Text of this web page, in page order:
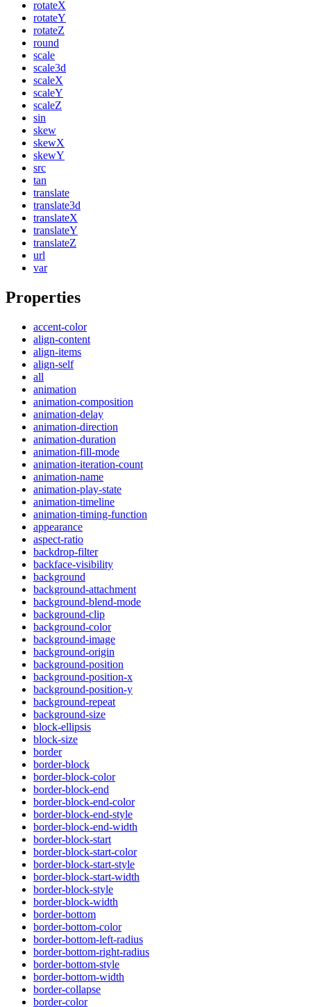
rotateX
rotateY
rotateZ
round
scale
scale3d
scaleX
scaleY
scaleZ
sin
skew
skewX
skewY
src
tan
translate
translate3d
translateX
translateY
translateZ
url
var
Properties
accent-color
align-content
align-items
align-self
all
animation
animation-composition
animation-delay
animation-direction
animation-duration
animation-fill-mode
animation-iteration-count
animation-name
animation-play-state
animation-timeline
animation-timing-function
appearance
aspect-ratio
backdrop-filter
backface-visibility
background
background-attachment
background-blend-mode
background-clip
background-color
background-image
background-origin
background-position
background-position-x
background-position-y
background-repeat
background-size
block-ellipsis
block-size
border
border-block
border-block-color
border-block-end
border-block-end-color
border-block-end-style
border-block-end-width
border-block-start
border-block-start-color
border-block-start-style
border-block-start-width
border-block-style
border-block-width
border-bottom
border-bottom-color
border-bottom-left-radius
border-bottom-right-radius
border-bottom-style
border-bottom-width
border-collapse
border-color